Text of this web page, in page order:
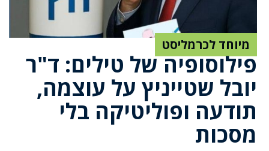
מיוחד לכרמליסט
פילוסופיה של טילים: ד"ר
יובל שטייניץ על עוצמה,
תודעה ופוליטיקה בלי
מסכות